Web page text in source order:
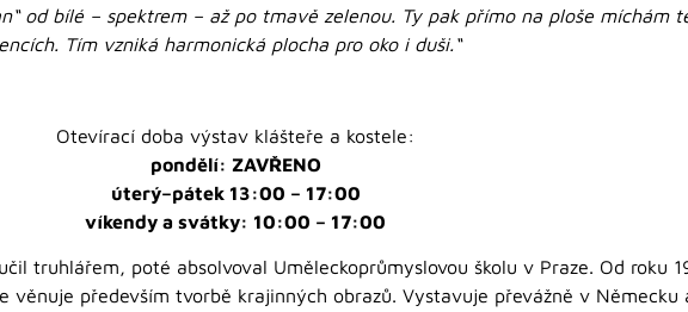
od bílé – spektrem – až po tmavě zelenou. Ty pak přímo na ploše míchám
Tím vzniká harmonická plocha pro oko i duši.“
Otevírací doba výstav klášteře a kostele:
pondělí: ZAVŘENO
úterý–pátek 13:00 – 17:00
víkendy a svátky: 10:00 – 17:00
truhlářem, poté absolvoval Uměleckoprůmyslovou školu v Praze. Od roku
věnuje především tvorbě krajinných obrazů. Vystavuje převážně v Německu